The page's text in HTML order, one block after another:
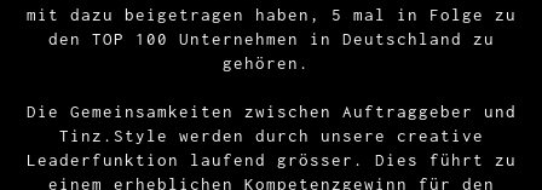
mit dazu beigetragen haben, 5 mal in Folge zu
den TOP 100 Unternehmen in Deutschland zu
gehören.
Die Gemeinsamkeiten zwischen Auftraggeber und
Tinz.Style werden durch unsere creative
Leaderfunktion laufend grösser. Dies führt zu
einem erheblichen Kompetenzgewinn für den